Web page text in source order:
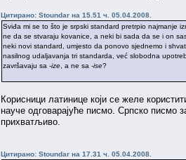
Цитирано: Stoundar на 15.51 ч. 05.04.2008.
Sviđa mi se to što je srpski standard pretrpio najmanje
ne da se stvaraju kovanice, a neki bi sada da se i on
neki novi standard, umjesto da ponovo sjednemo i
nasilnog udaljavanja tri standarda, već slobodna
završavaju sa -ize , a ne sa -ise?
Корисници латинице који се желе
науче одговарајуће писмо. Српско писмо
прихватљиво.
Цитирано: Stoundar на 17.31 ч. 05.04.2008.